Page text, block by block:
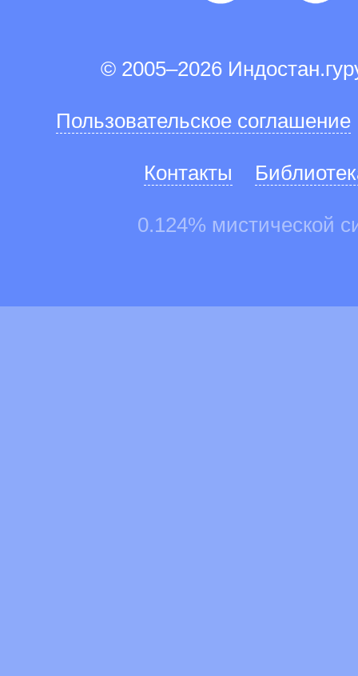
© 2005–2026
Пользовательское соглашение
Контакты
0.124% мистической